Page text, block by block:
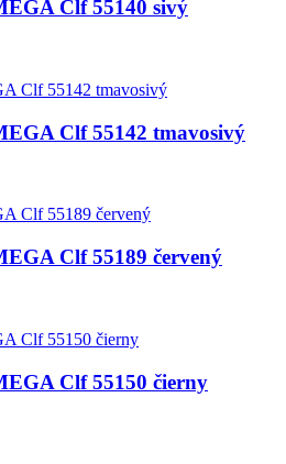
Clf 55140 sivý
Clf 55142 tmavosivý
Clf 55189 červený
Clf 55150 čierny